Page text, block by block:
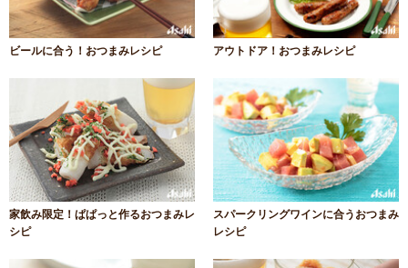
ビールに合う！おつまみレシピ アウトドア！おつまみレシピ
家飲み限定！ぱぱっと作るおつまみレ
シピ
スパークリングワインに合うおつまみ
レシピ